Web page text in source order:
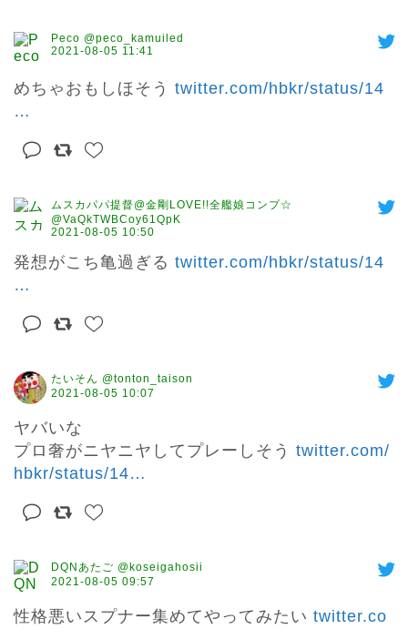
Peco @peco_kamuiled
2021-08-05 11:41
めちゃおもしほそう twitter.com/hbkr/status/14
…
ムスカパパ提督@金剛LOVE!!全艦娘コンプ☆
@VaQkTWBCoy61QpK
2021-08-05 10:50
発想がこち亀過ぎる twitter.com/hbkr/status/14
…
たいそん @tonton_taison
2021-08-05 10:07
ヤバいな
プロ奢がニヤニヤしてプレーしそう twitter.com/
hbkr/status/14…
DQNあたご @koseigahosii
2021-08-05 09:57
性格悪いスプナー集めてやってみたい twitter.co